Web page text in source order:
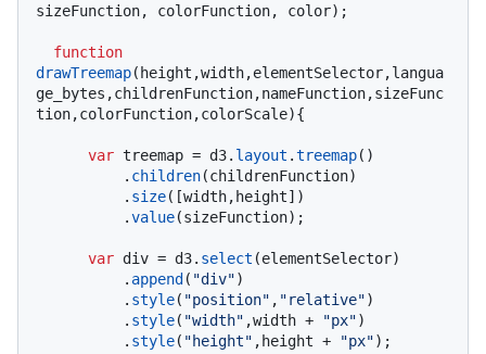
sizeFunction, colorFunction, color);
function
drawTreemap( height,width,elementSelector,langua
ge_bytes,childrenFunction,nameFunction,sizeFunc
tion,colorFunction,colorScale){
var treemap = d3. layout .treemap()
          .
children(childrenFunction)
          .
size([width,height])
          .
value(sizeFunction);
var div = d3. select (elementSelector)
          .
append ( "div")
          .
style( "position" , "relative")
          .
style( "width" ,width + "px")
          .
style( "height" ,height + "px");